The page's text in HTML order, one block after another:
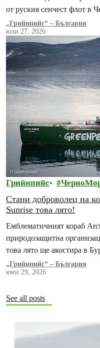
от руския сенчест флот в
„Грийнпийс“ – България
юли 27, 2026
Грийнпийс
Стани доброволец на
Sunrise това лято!
Емблематичният кораб
природозащитна
това лято ще акостира в
море, за да напомни…
„Грийнпийс“ – България
юни 29, 2026
See all posts